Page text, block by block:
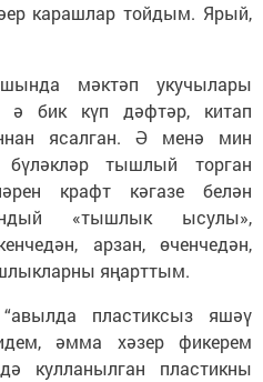
карашлар тойдым. Ярый,
мәктәп укучылары
ә бик күп дәфтәр, китап
ясалган. Ә менә мин
тышлый торган
крафт кәгазе белән
«тышлык ысулы»,
арзан, өченчедән,
яңарттым.
пластиксыз яшәү
әмма хәзер фикерем
кулланылган пластикны